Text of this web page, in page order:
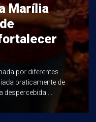
Marília
por diferentes
praticamente de
...